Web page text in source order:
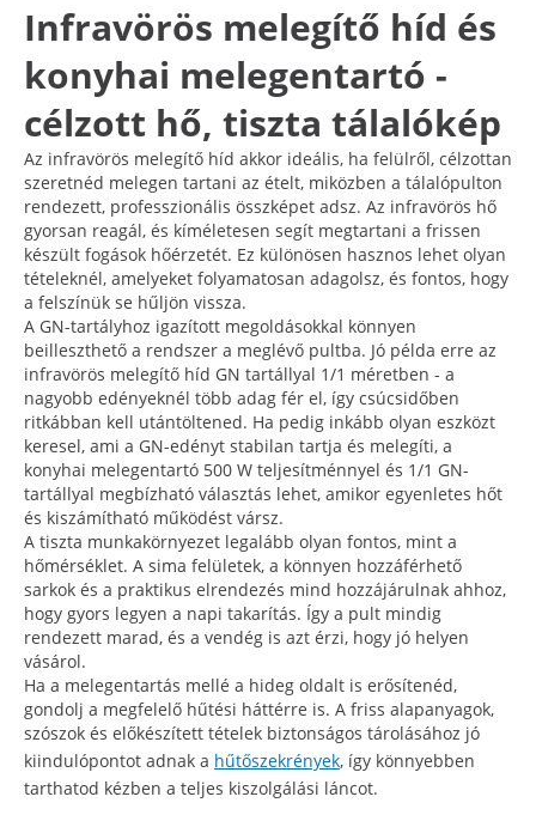
Infravörös melegítő híd és
konyhai melegentartó -
célzott hő, tiszta tálalókép
Az infravörös melegítő híd akkor ideális, ha felülről, célzottan
szeretnéd melegen tartani az ételt, miközben a tálalópulton
rendezett, professzionális összképet adsz. Az infravörös hő
gyorsan reagál, és kíméletesen segít megtartani a frissen
készült fogások hőérzetét. Ez különösen hasznos lehet olyan
tételeknél, amelyeket folyamatosan adagolsz, és fontos, hogy
a felszínük se hűljön vissza.
A GN-tartályhoz igazított megoldásokkal könnyen
beilleszthető a rendszer a meglévő pultba. Jó példa erre az
infravörös melegítő híd GN tartállyal 1/1 méretben - a
nagyobb edényeknél több adag fér el, így csúcsidőben
ritkábban kell utántöltened. Ha pedig inkább olyan eszközt
keresel, ami a GN-edényt stabilan tartja és melegíti, a
konyhai melegentartó 500 W teljesítménnyel és 1/1 GN-
tartállyal megbízható választás lehet, amikor egyenletes hőt
és kiszámítható működést vársz.
A tiszta munkakörnyezet legalább olyan fontos, mint a
hőmérséklet. A sima felületek, a könnyen hozzáférhető
sarkok és a praktikus elrendezés mind hozzájárulnak ahhoz,
hogy gyors legyen a napi takarítás. Így a pult mindig
rendezett marad, és a vendég is azt érzi, hogy jó helyen
vásárol.
Ha a melegentartás mellé a hideg oldalt is erősítenéd,
gondolj a megfelelő hűtési háttérre is. A friss alapanyagok,
szószok és előkészített tételek biztonságos tárolásához jó
kiindulópontot adnak a hűtőszekrények, így könnyebben
tarthatod kézben a teljes kiszolgálási láncot.